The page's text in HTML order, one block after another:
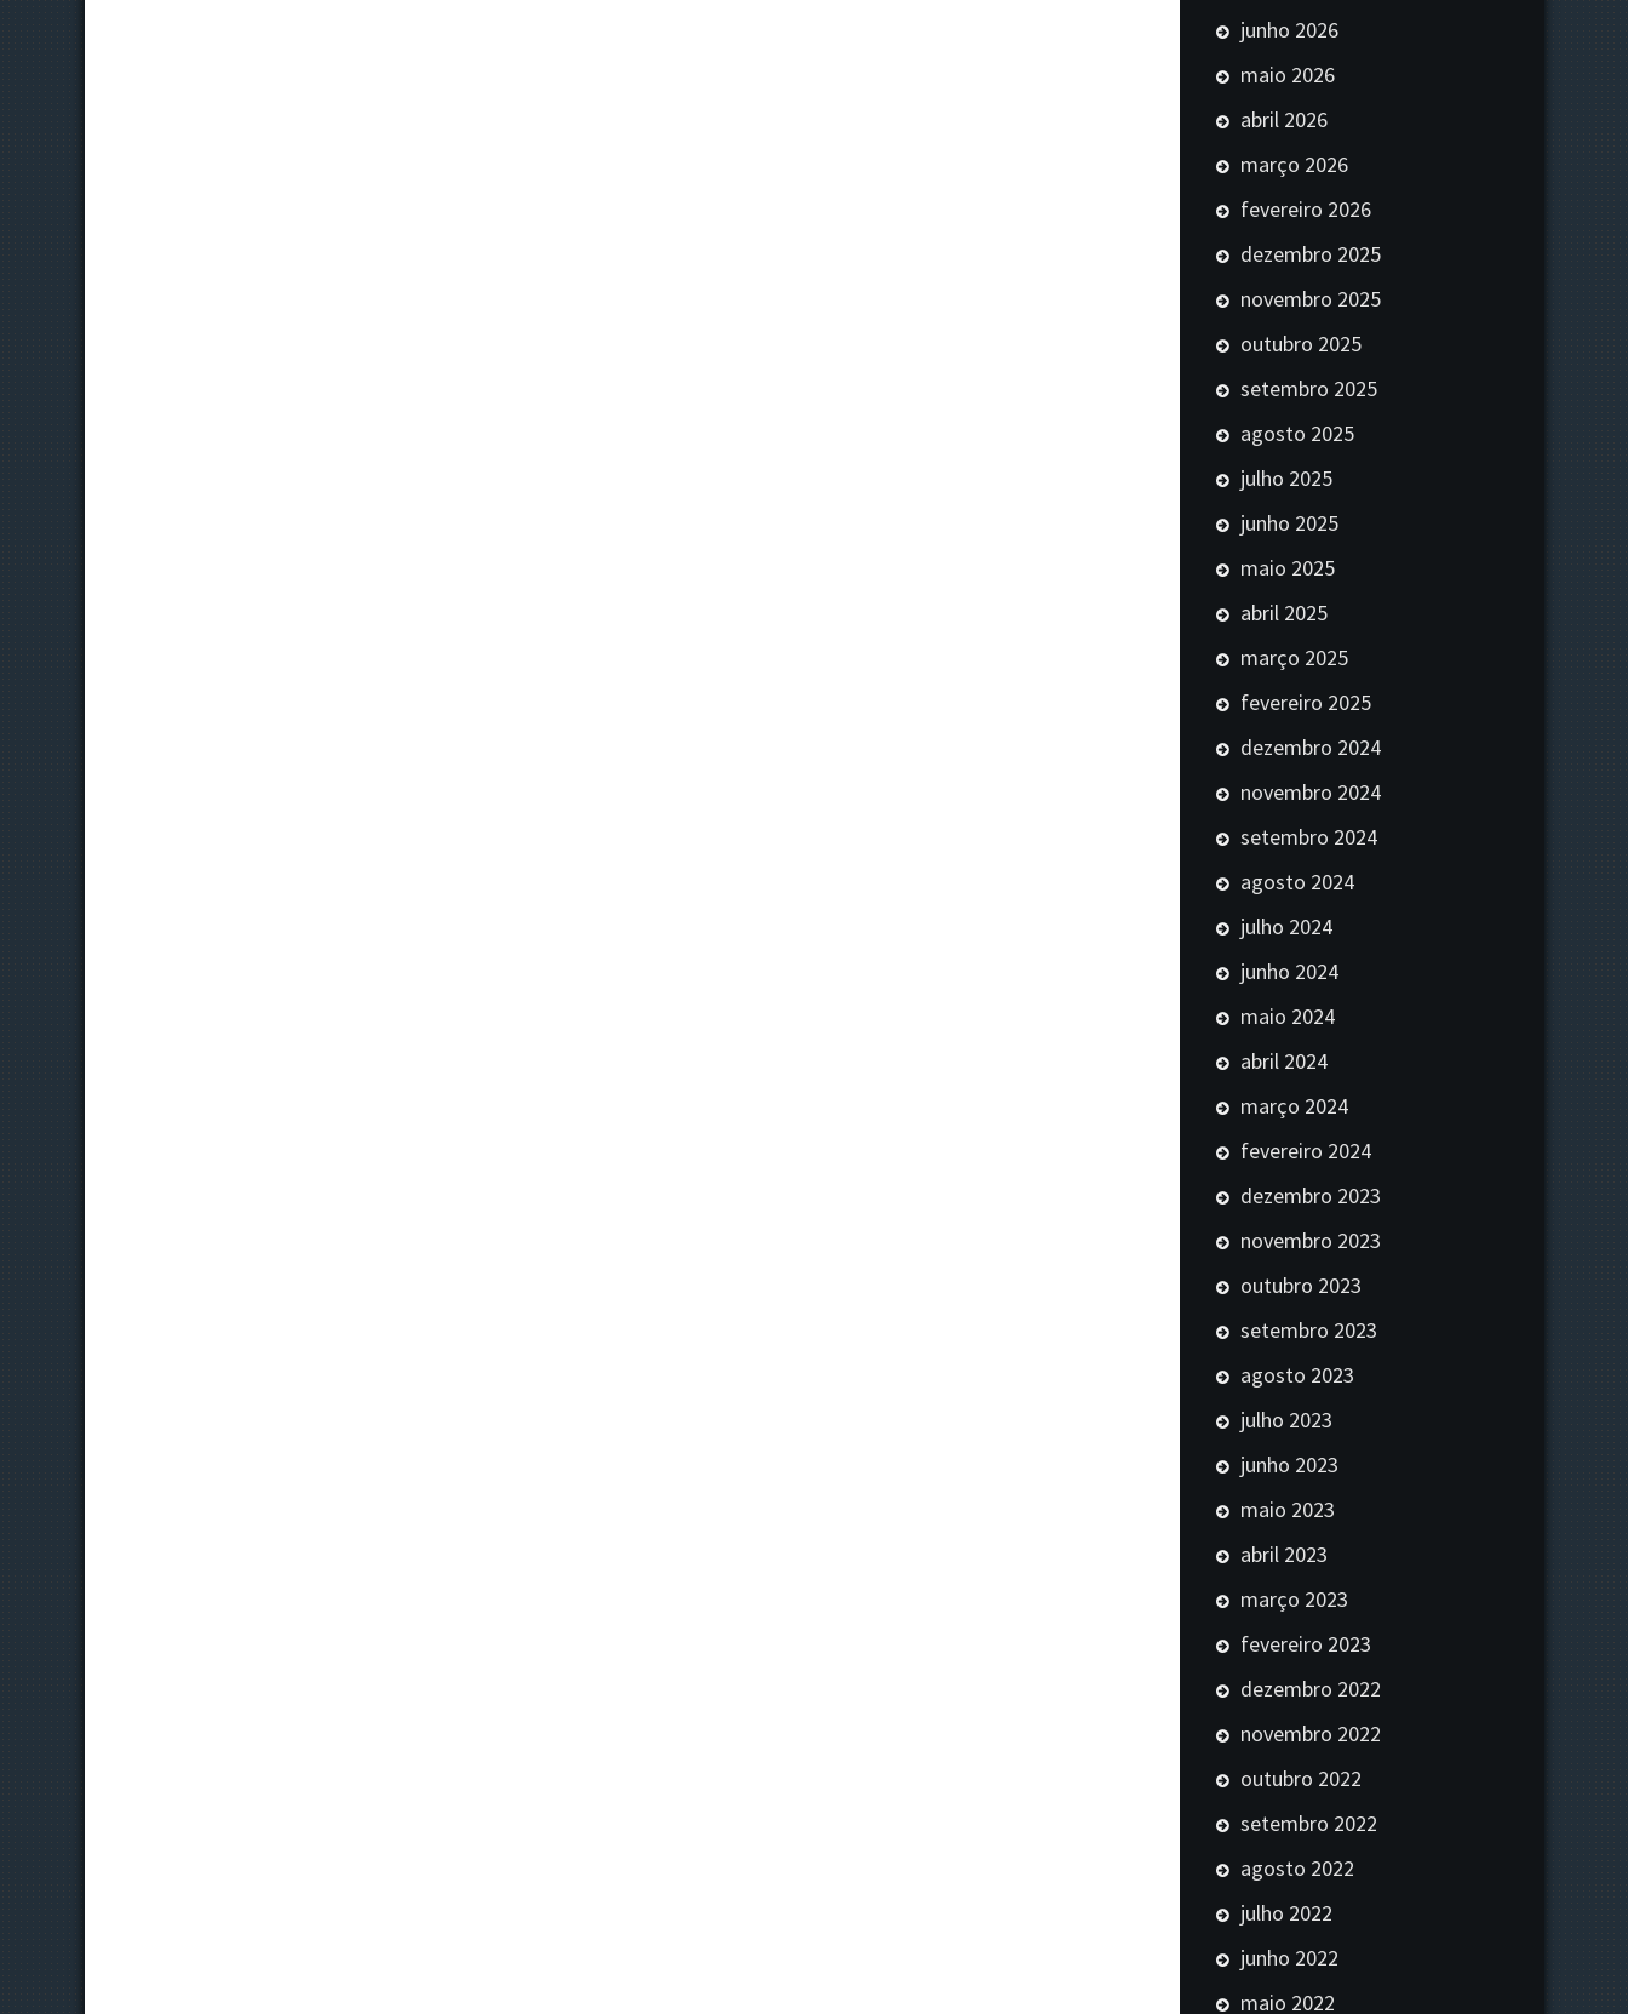
junho 2026
maio 2026
abril 2026
março 2026
fevereiro 2026
dezembro 2025
novembro 2025
outubro 2025
setembro 2025
agosto 2025
julho 2025
junho 2025
maio 2025
abril 2025
março 2025
fevereiro 2025
dezembro 2024
novembro 2024
setembro 2024
agosto 2024
julho 2024
junho 2024
maio 2024
abril 2024
março 2024
fevereiro 2024
dezembro 2023
novembro 2023
outubro 2023
setembro 2023
agosto 2023
julho 2023
junho 2023
maio 2023
abril 2023
março 2023
fevereiro 2023
dezembro 2022
novembro 2022
outubro 2022
setembro 2022
agosto 2022
julho 2022
junho 2022
maio 2022